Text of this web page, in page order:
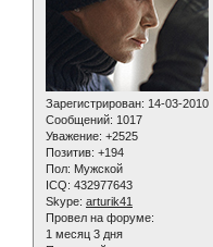
Зарегистрирован: 14-03-2010
Сообщений: 1017
Уважение: +2525
Позитив: +194
Пол: Мужской
ICQ: 432977643
Skype: arturik41
Провел на форуме:
1 месяц 3 дня